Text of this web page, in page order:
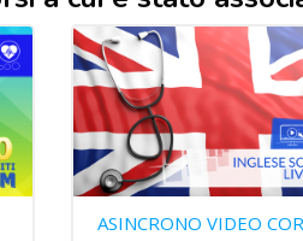
ASINCRONO VIDEO